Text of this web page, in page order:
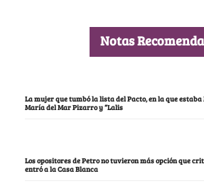
Notas
La mujer que tumbó la lista del Pacto, en la que
María del Mar Pizarro y “Lalis
Los opositores de Petro no tuvieron más opción que
entró a la Casa Blanca